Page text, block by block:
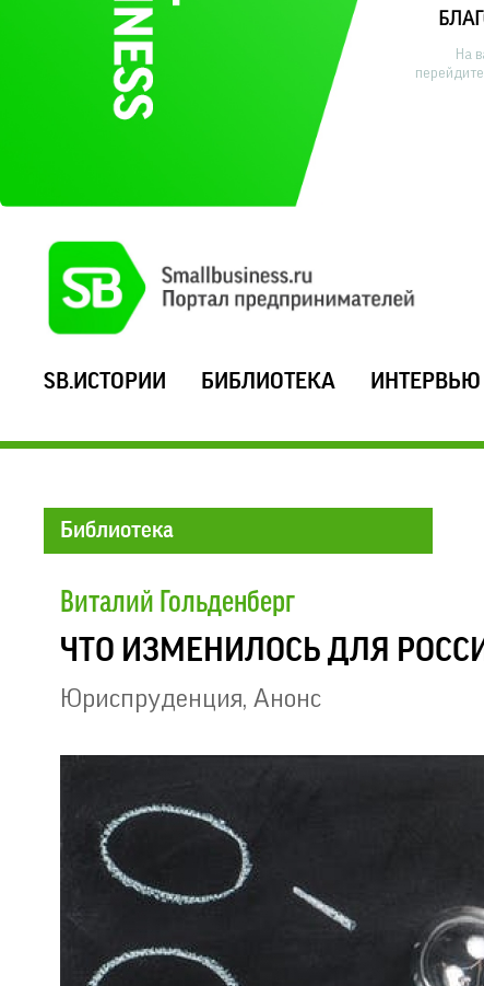
На
SB.ИСТОРИИ БИБЛИОТЕКА ИНТЕРВЬЮ
Библиотека
Виталий Гольденберг
ЧТО ИЗМЕНИЛОСЬ ДЛЯ
Юриспруденция,Анонс